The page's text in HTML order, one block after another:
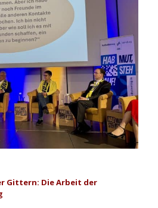
Gittern: Die Arbeit der